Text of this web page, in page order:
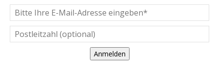
Anmelden